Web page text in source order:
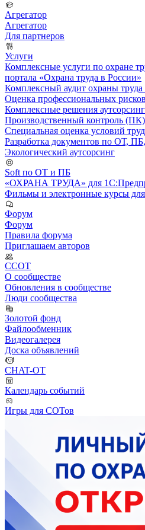
Агрегатор
Агрегатор
Для партнеров
Услуги
Комплексные услуги по охране
портала «Охрана труда в России»
Комплексный аудит охраны
Оценка профессиональных
Комплексные решения
Производственный контроль (ПК)
Специальная оценка условий
Разработка документов по ОТ,
Экологический аутсорсинг
Soft по ОТ и ПБ
«ОХРАНА ТРУДА» для
Фильмы и электронные курсы
Форум
Форум
Правила форума
Приглашаем авторов
ССОТ
О сообществе
Обновления в сообществе
Люди сообщества
Золотой фонд
Файлообменник
Видеогалерея
Доска объявлений
CHAT-OT
Календарь событий
Игры для СОТов